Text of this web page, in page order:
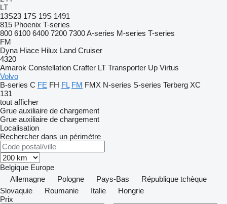
LT
13S23 17S 19S 1491
815 Phoenix T-series
800 6100 6400 7200 7300A-series M-series T-series
FM
Dyna Hiace Hilux Land Cruiser
4320
Amarok Constellation Crafter LT Transporter Up Virtus
Volvo
B-series C FE FH FL FM FMX N-series S-series Terberg XC
131
tout afficher
Grue auxiliaire de chargement
Grue auxiliaire de chargement
Localisation
Rechercher dans un périmètre
Belgique Europe
Allemagne
Pologne Pays-Bas
République tchèque
Slovaquie
Roumanie Italie
Hongrie
Prix